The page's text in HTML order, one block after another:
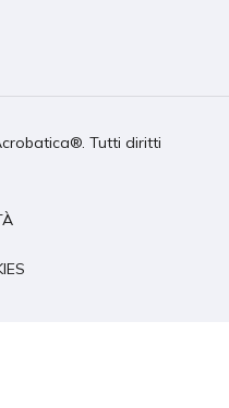
Tutti diritti